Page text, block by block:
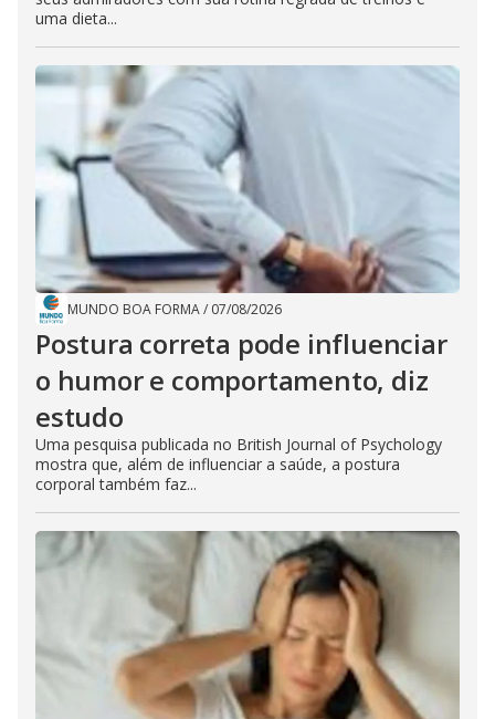
uma dieta...
MUNDO BOA FORMA/ 07/08/2026
Postura correta pode influenciar
o humor e comportamento, diz
estudo
Uma pesquisa publicada no British Journal of Psychology
mostra que, além de influenciar a saúde, a postura
corporal também faz...